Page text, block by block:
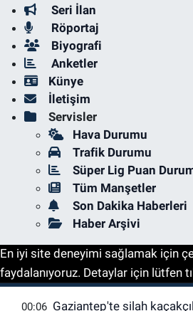
Seri İlan
Röportaj
Biyografi
Anketler
Künye
İletişim
Servisler
Hava Durumu
Trafik Durumu
Süper Lig Puan
Tüm Manşetler
Son Dakika Haberleri
Haber Arşivi
En iyi site deneyimi sağlamak için
faydalanıyoruz. Detaylar için lütfen
00:06 Gaziantep'te silah